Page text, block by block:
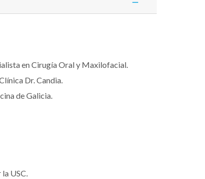
en Cirugía Oral y Maxilofacial.
Dr. Candia.
de Galicia.
USC.